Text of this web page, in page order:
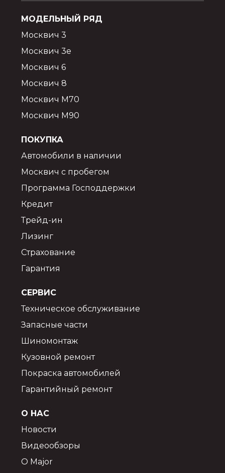
МОДЕЛЬНЫЙ РЯД
Москвич 3
Москвич 3e
Москвич 6
Москвич 8
Москвич М70
Москвич М90
ПОКУПКА
Автомобили в наличии
Москвич с пробегом
Программа Господдержки
Кредит
Трейд-ин
Лизинг
Страхование
Гарантия
СЕРВИС
Техническое обслуживание
Запасные части
Шиномонтаж
Кузовной ремонт
Покраска автомобилей
Гарантийный ремонт
О НАС
Новости
Видеообзоры
О Major